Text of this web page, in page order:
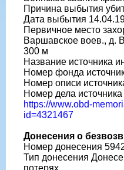
Причина выбытия
Дата выбытия
Первичное место
Варшавское воев., д.
300 м
Название источника
Номер фонда
Номер описи
Номер дела
https://www.obd-
id=4321467
Донесения о
Номер донесения
Тип донесения
потерях